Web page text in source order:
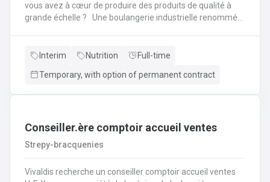
vous avez à cœur de produire des produits de qualité à
grande échelle ? Une boulangerie industrielle renommée
missions : Préparation et cuisson des produits : Vous
baguettes, brioches et autres produits de boulangerie en
de texture et d'apparence. Vous contrôlerez la cuisson et
qualité constante.Gestion des pâtes : Vous superviserez la
utilisation des machines de pétrissage et de
Interim Nutrition
Full-time
Temporary, with option of permanent contract
Conseiller.ère comptoir accueil ventes
Strepy-bracquenies
Vivaldis recherche un conseiller comptoir accueil ventes